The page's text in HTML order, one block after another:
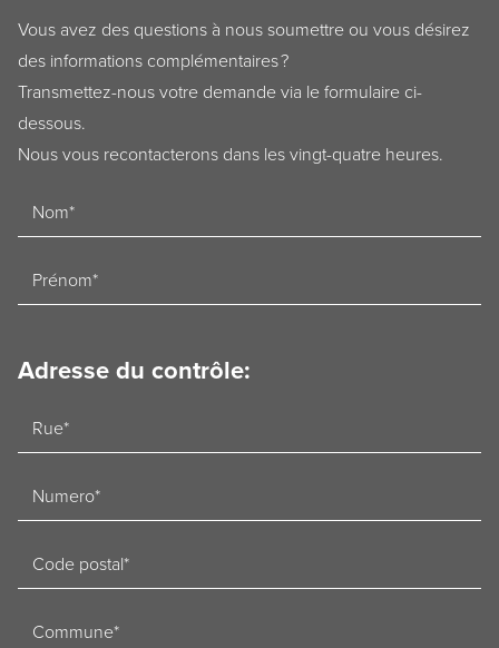
Vous avez des questions à nous soumettre ou vous désirez
des informations complémentaires ?
Transmettez-nous votre demande via le formulaire ci-
dessous.
Nous vous recontacterons dans les vingt-quatre heures.
Naam
Voornaam
Adresse du contrôle:
Straat
Nummer
Postcode
Woonplaats